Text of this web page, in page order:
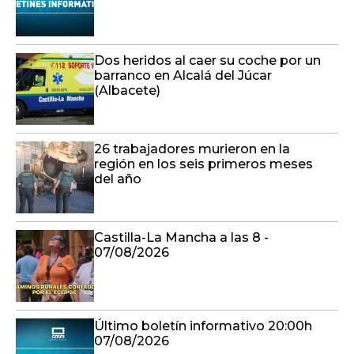
Dos heridos al caer su coche por un
barranco en Alcalá del Júcar
(Albacete)
26 trabajadores murieron en la
región en los seis primeros meses
del año
Castilla-La Mancha a las 8 -
07/08/2026
Último boletín informativo 20:00h
07/08/2026